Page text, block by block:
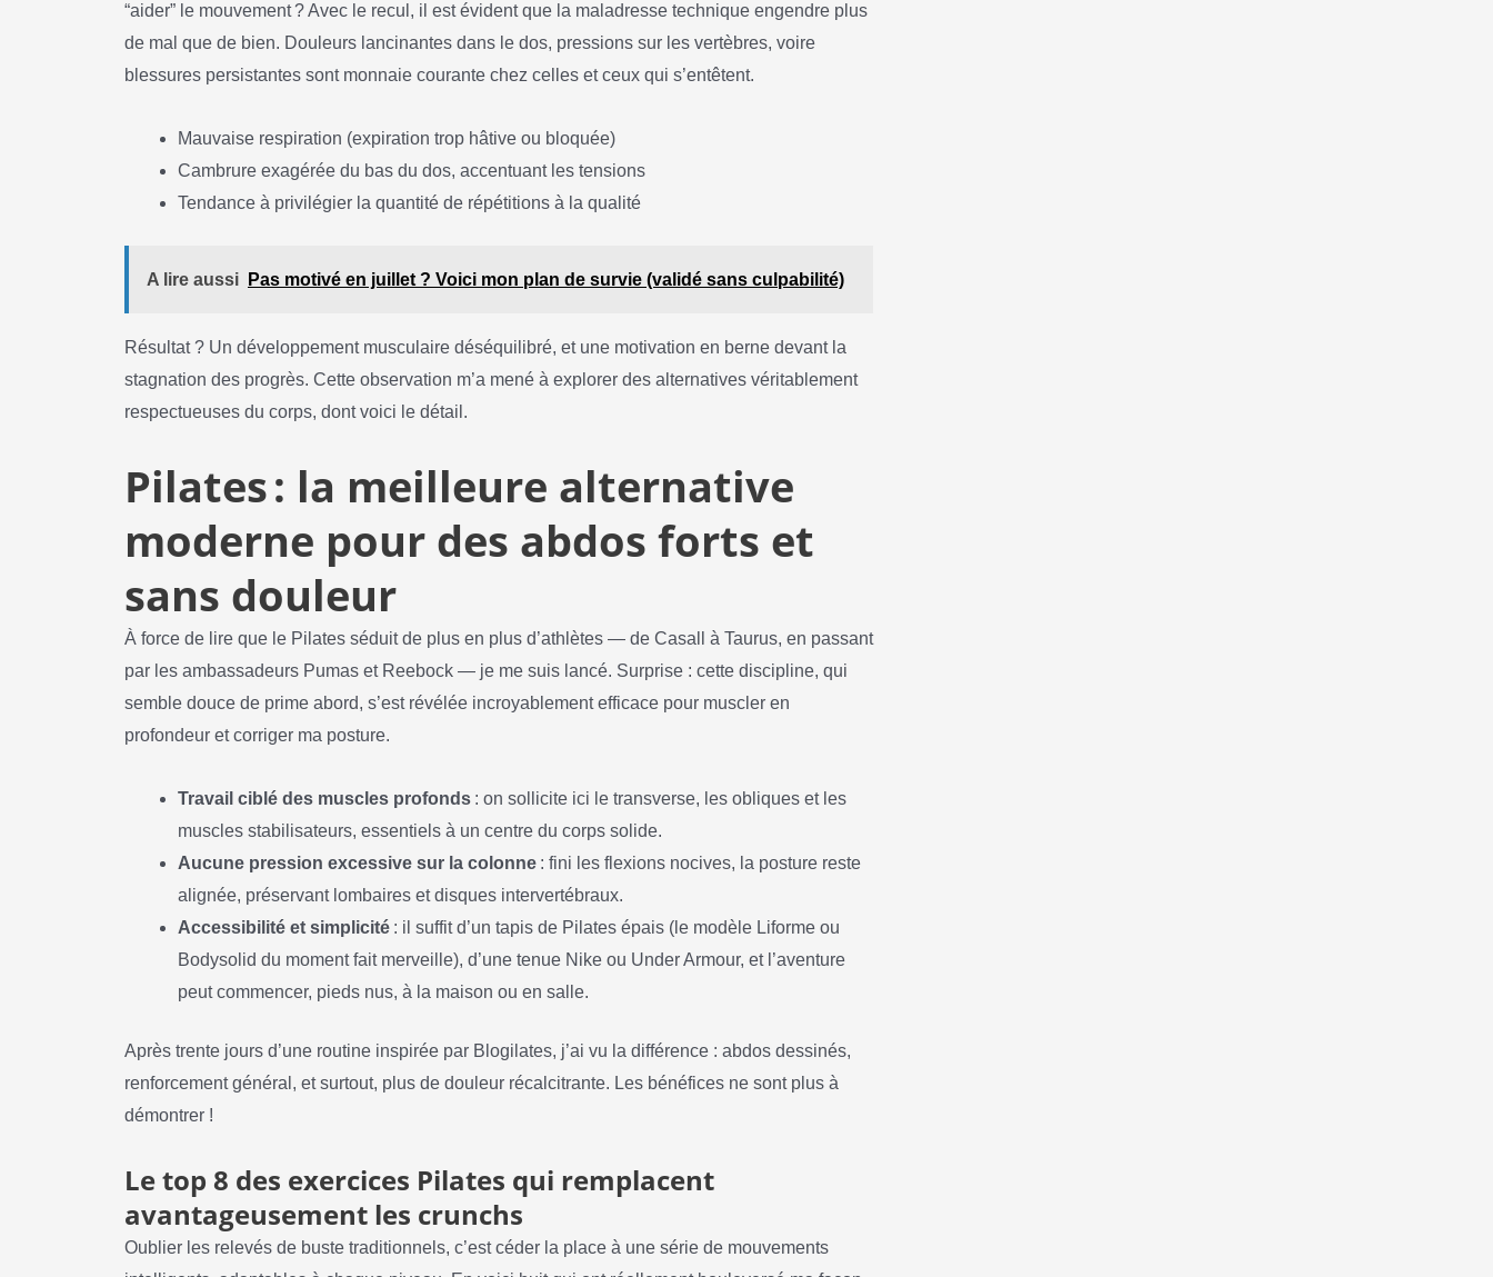
“aider” le mouvement ? Avec le recul, il est évident que la maladresse technique engendre plus
de mal que de bien. Douleurs lancinantes dans le dos, pressions sur les vertèbres, voire
blessures persistantes sont monnaie courante chez celles et ceux qui s’entêtent.
Mauvaise respiration (expiration trop hâtive ou bloquée)
Cambrure exagérée du bas du dos, accentuant les tensions
Tendance à privilégier la quantité de répétitions à la qualité
A lire aussi Pas motivé en juillet ? Voici mon plan de survie (validé sans culpabilité)
Résultat ? Un développement musculaire déséquilibré, et une motivation en berne devant la
stagnation des progrès. Cette observation m’a mené à explorer des alternatives véritablement
respectueuses du corps, dont voici le détail.
Pilates : la meilleure alternative
moderne pour des abdos forts et
sans douleur
À force de lire que le Pilates séduit de plus en plus d’athlètes — de Casall à Taurus, en passant
par les ambassadeurs Pumas et Reebock — je me suis lancé. Surprise : cette discipline, qui
semble douce de prime abord, s’est révélée incroyablement efficace pour muscler en
profondeur et corriger ma posture.
Travail ciblé des muscles profonds : on sollicite ici le transverse, les obliques et les
muscles stabilisateurs, essentiels à un centre du corps solide.
Aucune pression excessive sur la colonne : fini les flexions nocives, la posture reste
alignée, préservant lombaires et disques intervertébraux.
Accessibilité et simplicité : il suffit d’un tapis de Pilates épais (le modèle Liforme ou
Bodysolid du moment fait merveille), d’une tenue Nike ou Under Armour, et l’aventure
peut commencer, pieds nus, à la maison ou en salle.
Après trente jours d’une routine inspirée par Blogilates, j’ai vu la différence : abdos dessinés,
renforcement général, et surtout, plus de douleur récalcitrante. Les bénéfices ne sont plus à
démontrer !
Le top 8 des exercices Pilates qui remplacent
avantageusement les crunchs
Oublier les relevés de buste traditionnels, c’est céder la place à une série de mouvements